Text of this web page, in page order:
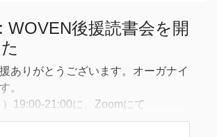
自己』の第一部の解説をしていただい
WOVEN後援読書会を開
ありがとうございます。オーガナイ
。
19:00-21:00に、Zoomにて
後援読書会を行いましたので、